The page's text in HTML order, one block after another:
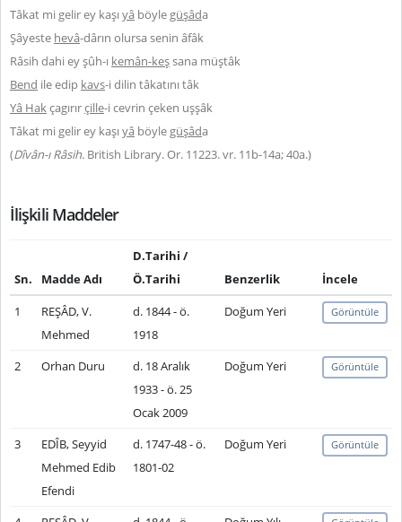
Tâkat mi gelir ey kaşıyâ böyle güşâda
Şâyeste hevâ-dârın olursa senin âfâk
Râsih dahi ey şûh-ı kemân-keşsana müştâk
Bend ile edip kavs-i dilin tâkatını tâk
Yâ Hakçagırırçille-i cevrin çeken uşşâk
Tâkat mi gelir ey kaşıyâ böyle güşâda
(Dîvân-ı Râsih. British Library. Or. 11223. vr. 11b-14a; 40a.)
İlişkili Maddeler
Sn. Madde Adı
D.Tarihi /
Ö.Tarihi
Benzerlik
İncele
1
REŞÂD, V.
Mehmed
d. 1844 - ö.
1918
Doğum Yeri Görüntüle
2 Orhan Duru
d. 18 Aralık
1933 - ö. 25
Ocak 2009
Doğum Yeri Görüntüle
3
EDÎB, Seyyid
Mehmed Edib
Efendi
d. 1747-48 - ö.
1801-02
Doğum Yeri Görüntüle